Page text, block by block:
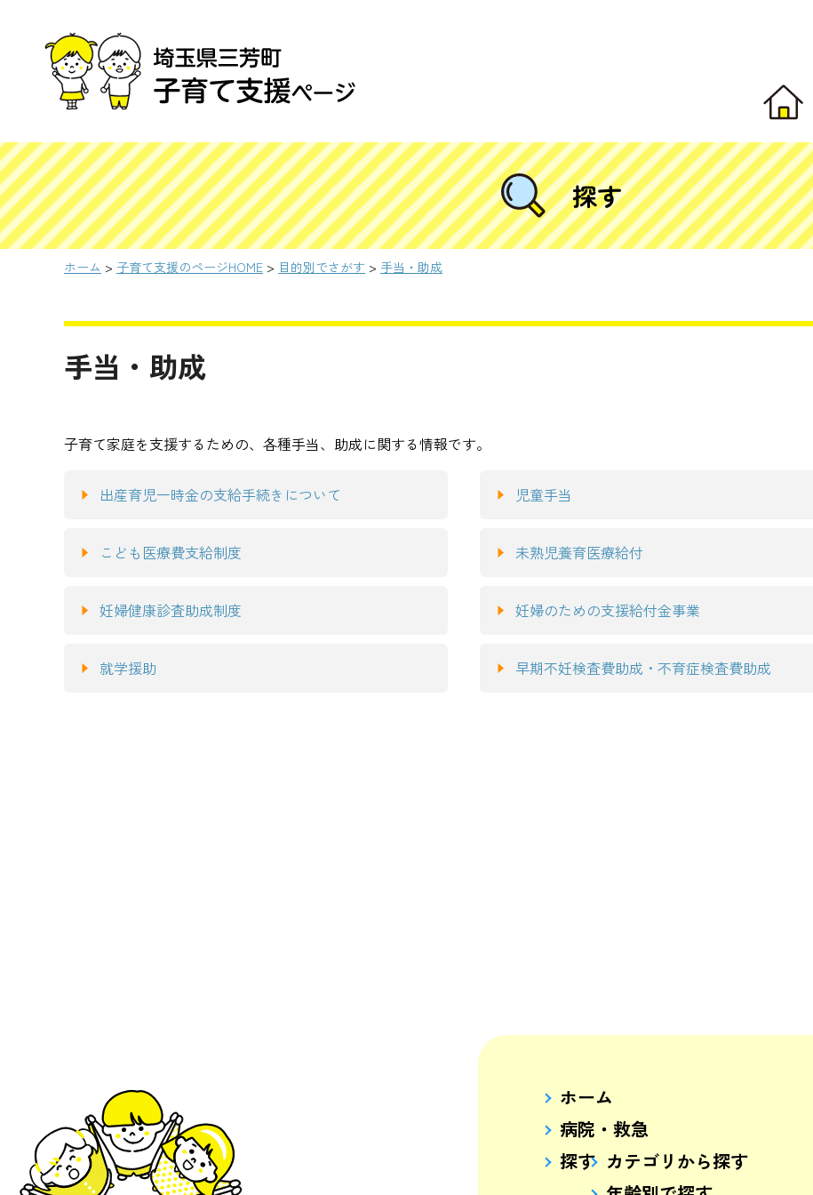
探す
ホーム > 子育て支援のページHOME > 目的別でさがす > 手当・助成
手当・助成
子育て家庭を支援するための、各種手当、助成に関する情報です。
出産育児一時金の支給手続きについて 児童手当
こども医療費支給制度 未熟児養育医療給付
妊婦健康診査助成制度 妊婦のための支援給付金事業
就学援助 早期不妊検査費助成・不育症検査費助成
ホーム
病院・救急
探す カテゴリから探す